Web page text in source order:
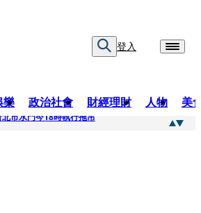
登入
樂 政治社會 財經理財 人物 美
市水門今18時執行拖吊